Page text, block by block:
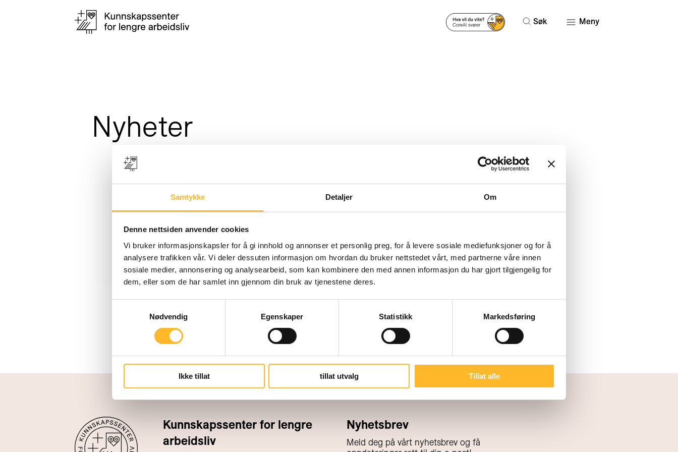
Samtykke Detaljer Om
Denne nettsiden anvender cookies
Vi bruker informasjonskapsler for å gi innhold og annonser et personlig preg, for å levere sosiale mediefunksjoner og for å
analysere trafikken vår. Vi deler dessuten informasjon om hvordan du bruker nettstedet vårt, med partnerne våre innen
sosiale medier, annonsering og analysearbeid, som kan kombinere den med annen informasjon du har gjort tilgjengelig for
dem, eller som de har samlet inn gjennom din bruk av tjenestene deres.
Nødvendig
Egenskaper Statistikk Markedsføring
Ikke tillat tillat utvalg Tillat alle
Søk Meny
Nyheter
innholdet mot hva vi kan gjøre for deg, og pusser opp
designet. Fortell hva du synes!
Kunnskapssenter for lengre
arbeidsliv
Nyhetsbrev
Meld deg på vårt nyhetsbrev og få